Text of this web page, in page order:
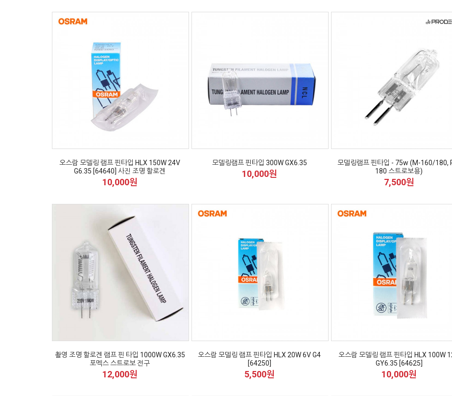
오스람 모델링 램프 핀타입 HLX 150W 24V
G6.35 [64640] 사진 조명 할로겐
10,000원
모델링램프 핀타입 300W GX6.35
10,000원
모델링램프 핀타입 - 75w (M-160/180,
180 스트로보용)
7,500원
촬영 조명 할로겐 램프 핀 타입 1000W GX6.35
포멕스 스트로보 전구
12,000원
오스람 모델링 램프 핀타입 HLX 20W 6V G4
[64250]
5,500원
오스람 모델링 램프 핀타입 HLX 100W
GY6.35 [64625]
10,000원